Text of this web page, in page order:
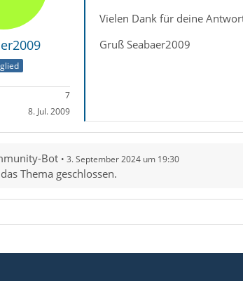
7
8. Jul. 2009
Vielen Dank für deine
Gruß Seabaer2009
Bot 3. September 2024 um 19:30
Thema geschlossen.